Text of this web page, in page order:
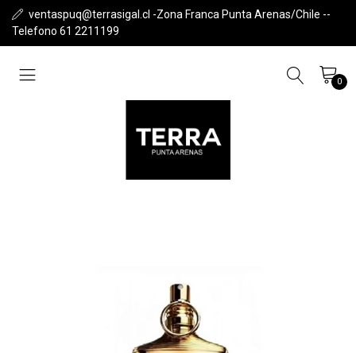
ventaspuq@terrasigal.cl -Zona Franca Punta Arenas/Chile --
Telefono 61 2211199
0